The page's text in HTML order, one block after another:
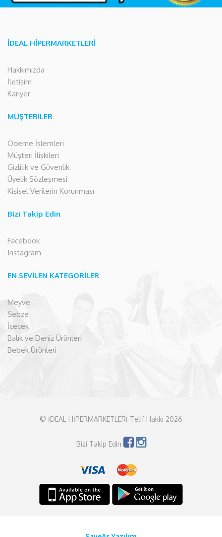
İDEAL HİPERMARKETLERİ
Hakkımızda
İletişim
Kariyer
MÜŞTERİLER
Ödeme İşlemleri
Müşteri İlişkileri
Gizlilik ve Güvenlik
Üyelik Sözleşmesi
Kişisel Verilerin Korunması
Bizi Takip Edin
Facebook
Instagram
EN SEVİLEN KATEGORİLER
Meyve
Sebze
İçecek
Balık ve Deniz Ürünleri
Bebek Ürünleri
© İDEAL HİPERMARKETLERİ Telif Hakkı 2026
Bizi Takip Edin